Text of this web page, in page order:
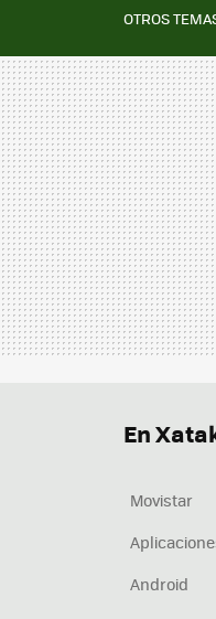
OTROS
En
Movistar
Android